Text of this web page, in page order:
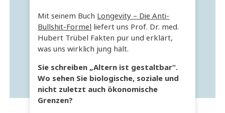
Mit seinem Buch Longevity – Die Anti-
Bullshit-Formel liefert uns Prof. Dr. med.
Hubert Trübel Fakten pur und erklärt,
was uns wirklich jung hält.
Sie schreiben „Altern ist gestaltbar“.
Wo sehen Sie biologische, soziale und
nicht zuletzt auch ökonomische
Grenzen?